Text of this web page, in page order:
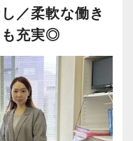
歓迎です
絡ください。
まで対応
験可能
／柔軟な働き
も充実◎